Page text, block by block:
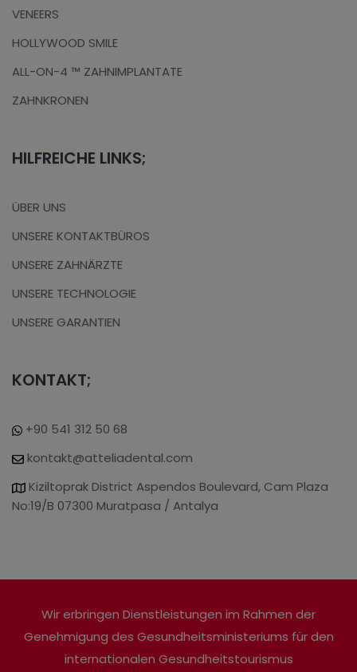
VENEERS
HOLLYWOOD SMILE
ALL-ON-4 ™ ZAHNIMPLANTATE
ZAHNKRONEN
HILFREICHE LINKS;
ÜBER UNS
UNSERE KONTAKTBÜROS
UNSERE ZAHNÄRZTE
UNSERE TECHNOLOGIE
UNSERE GARANTIEN
KONTAKT;
+90 541 312 50 68
kontakt@atteliadental.com
Kiziltoprak District Aspendos Boulevard, Cam Plaza
No:19/B 07300 Muratpasa / Antalya
Wir erbringen Dienstleistungen im Rahmen der
Genehmigung des Gesundheitsministeriums für den
internationalen Gesundheitstourismus